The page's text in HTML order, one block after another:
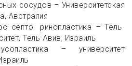
сосудов – Университетская
Австралия
септо- ринопластика – Тель-
Тель-Авив, Израиль
– университет